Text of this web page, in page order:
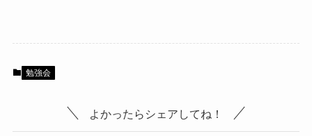
勉強会
よかったらシェアしてね！